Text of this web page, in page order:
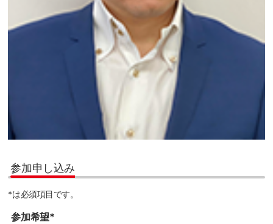
参加申し込み
*は必須項目です。
参加希望*